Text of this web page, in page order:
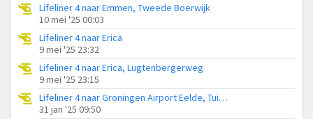
Lifeliner 4 naar Emmen, Tweede Boerwijk
10 mei '25 00:03
Lifeliner 4 naar Erica
9 mei '25 23:32
Lifeliner 4 naar Erica, Lugtenbergerweg
9 mei '25 23:15
Lifeliner 4 naar Groningen Airport Eelde, Tuinderslaan
31 jan '25 09:50